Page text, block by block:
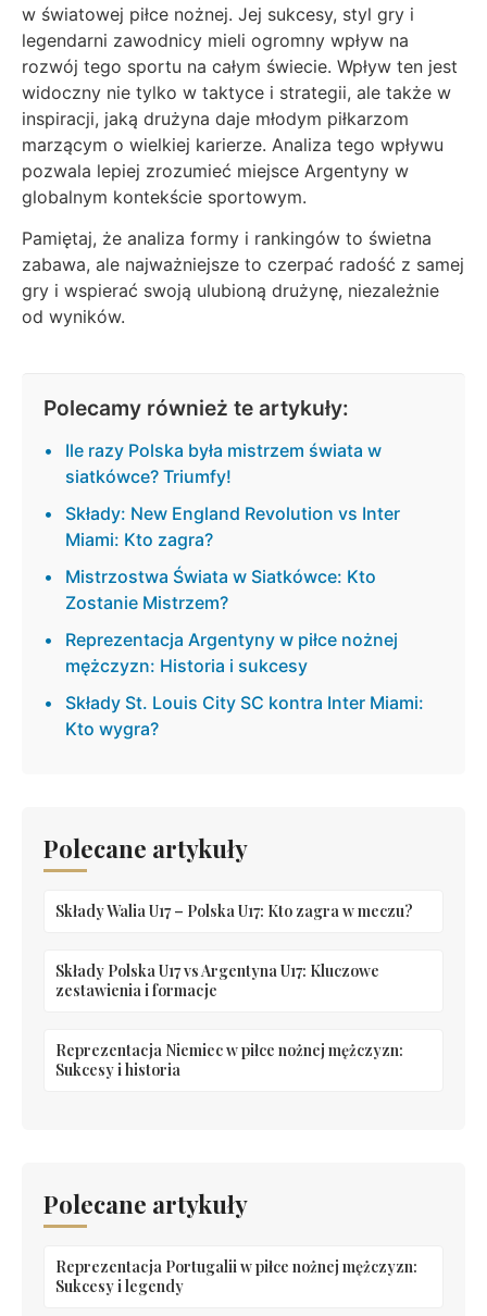
w światowej piłce nożnej. Jej sukcesy, styl gry i
legendarni zawodnicy mieli ogromny wpływ na
rozwój tego sportu na całym świecie. Wpływ ten jest
widoczny nie tylko w taktyce i strategii, ale także w
inspiracji, jaką drużyna daje młodym piłkarzom
marzącym o wielkiej karierze. Analiza tego wpływu
pozwala lepiej zrozumieć miejsce Argentyny w
globalnym kontekście sportowym.
Pamiętaj, że analiza formy i rankingów to świetna
zabawa, ale najważniejsze to czerpać radość z samej
gry i wspierać swoją ulubioną drużynę, niezależnie
od wyników.
Polecamy również te artykuły:
Ile razy Polska była mistrzem świata w
siatkówce? Triumfy!
Składy: New England Revolution vs Inter
Miami: Kto zagra?
Mistrzostwa Świata w Siatkówce: Kto
Zostanie Mistrzem?
Reprezentacja Argentyny w piłce nożnej
mężczyzn: Historia i sukcesy
Składy St. Louis City SC kontra Inter Miami:
Kto wygra?
Polecane artykuły
Składy Walia U17 – Polska U17: Kto zagra w meczu?
Składy Polska U17 vs Argentyna U17: Kluczowe
zestawienia i formacje
Reprezentacja Niemiec w piłce nożnej mężczyzn:
Sukcesy i historia
Polecane artykuły
Reprezentacja Portugalii w piłce nożnej mężczyzn:
Sukcesy i legendy